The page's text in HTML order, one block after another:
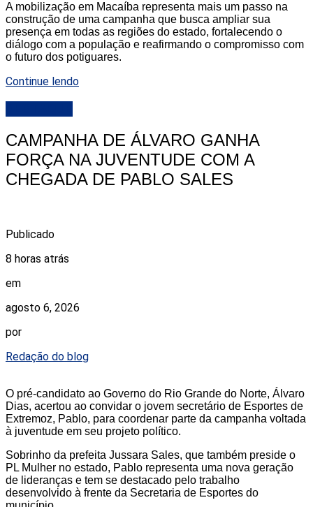
A mobilização em Macaíba representa mais um passo na
construção de uma campanha que busca ampliar sua
presença em todas as regiões do estado, fortalecendo o
diálogo com a população e reafirmando o compromisso com
o futuro dos potiguares.
Continue lendo
CAMPANHA DE ÁLVARO GANHA
FORÇA NA JUVENTUDE COM A
CHEGADA DE PABLO SALES
Publicado
8 horas atrás
em
agosto 6, 2026
por
Redação do blog
O pré-candidato ao Governo do Rio Grande do Norte, Álvaro
Dias, acertou ao convidar o jovem secretário de Esportes de
Extremoz, Pablo, para coordenar parte da campanha voltada
à juventude em seu projeto político.
Sobrinho da prefeita Jussara Sales, que também preside o
PL Mulher no estado, Pablo representa uma nova geração
de lideranças e tem se destacado pelo trabalho
desenvolvido à frente da Secretaria de Esportes do